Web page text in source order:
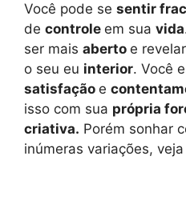
Você pode se sentir
de controle em sua vida
ser mais aberto e
o seu eu interior. Você
satisfação e
isso com sua própria
criativa. Porém sonhar
inúmeras variações,